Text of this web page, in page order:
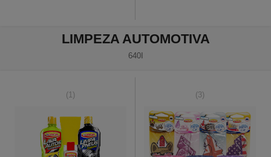
LIMPEZA AUTOMOTIVA
640I
(1) (3)